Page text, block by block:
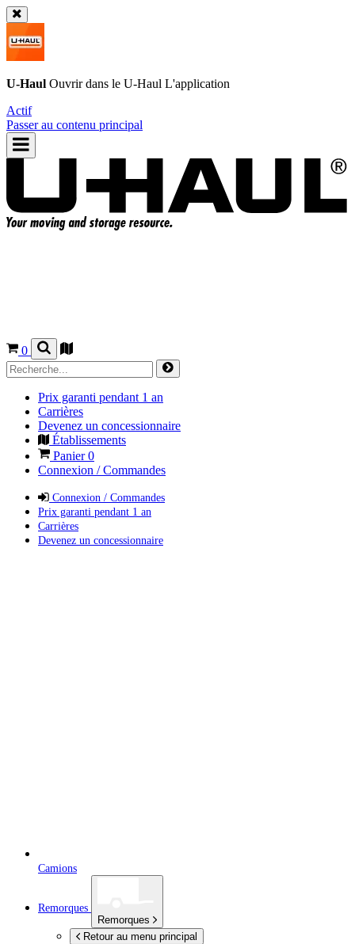
U-Haul Ouvrir dans le U-Haul L'application
Actif
Passer au contenu principal
0
Prix garanti pendant 1 an
Carrières
Devenez un concessionnaire
Établissements
Panier0
Connexion / Commandes
Connexion / Commandes
Prix garanti pendant 1 an
Carrières
Devenez un concessionnaire
Camions
Remorques
Remorques
Retour au menu principal